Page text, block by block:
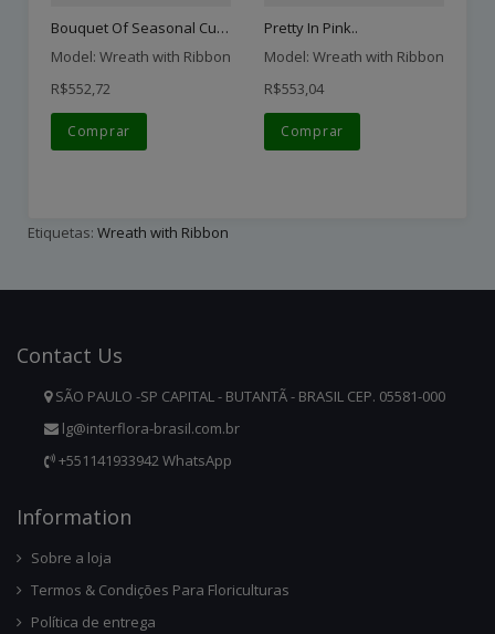
Bouquet Of Seasonal Cut F..
Model: Wreath with Ribbon
R$552,72
Comprar
Pretty In Pink..
Model: Wreath with Ribbon
R$553,04
Comprar
Etiquetas: Wreath with Ribbon
Contact Us
SÃO PAULO -SP CAPITAL - BUTANTÃ - BRASIL CEP. 05581-000
lg@interflora-brasil.com.br
+551141933942 WhatsApp
InforMation
Sobre a loja
Termos & Condições Para Floriculturas
Política de entrega